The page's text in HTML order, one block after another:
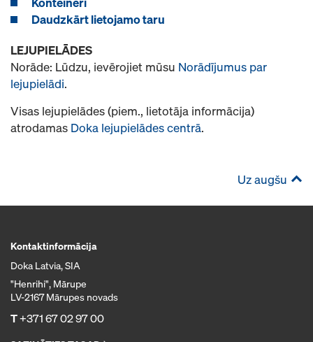
Daudzkārt lietojamo taru
LEJUPIELĀDES
Norāde: Lūdzu, ievērojiet mūsu Norādījumus par
lejupielādi.
Visas lejupielādes (piem., lietotāja informācija)
atrodamas Doka lejupielādes centrā.
Uz augšu
Kontaktinformācija
Doka Latvia, SIA
"Henrihi", Mārupe
LV-2167 Mārupes novads
T+371 67 02 97 00